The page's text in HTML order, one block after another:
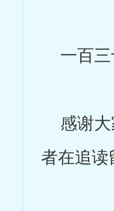
一百三
感谢大
者在追读